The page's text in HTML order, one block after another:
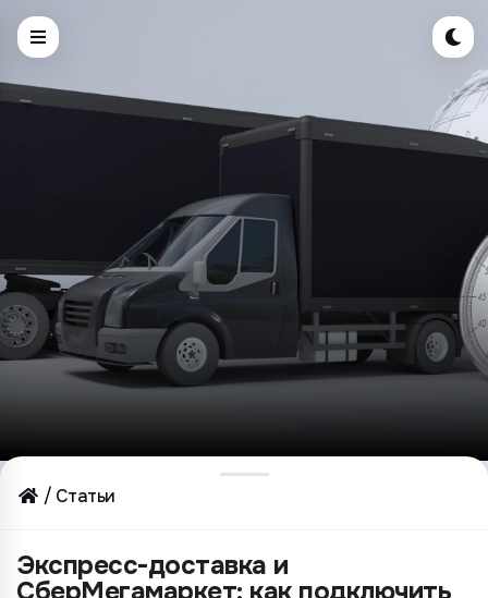
Статьи
Экспресс-доставка и
СберМегамаркет: как подключить